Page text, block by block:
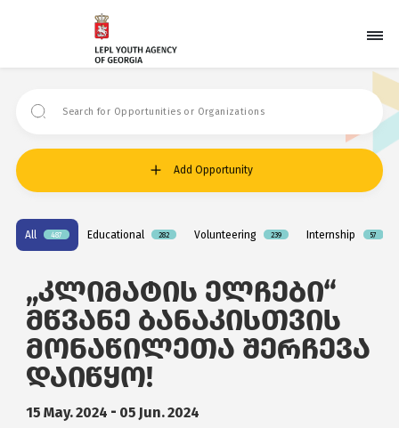
Add Opportunity
All 487 Educational 282 Volunteering 239 Internship 57
„კლიმატის ელჩები“
მწვანე ბანაკისთვის
მონაწილეთა შერჩევა
დაიწყო!
15 May.2024 - 05 Jun.2024